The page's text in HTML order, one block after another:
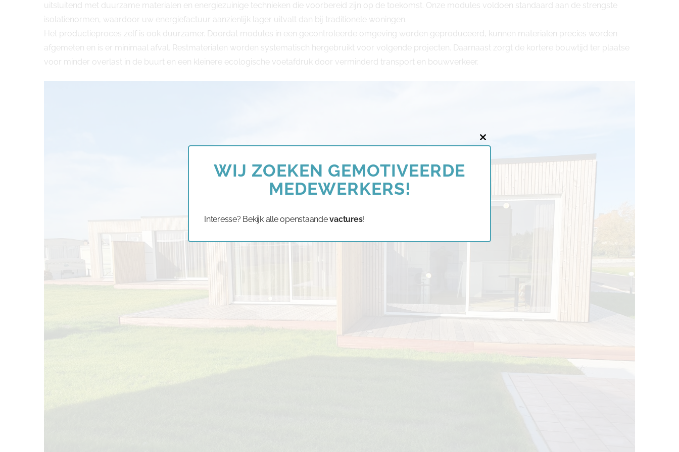
uitsluitend met duurzame materialen en energiezuinige technieken die voorbereid zijn op de toekomst. Onze modules voldoen standaard aan de strengste
isolatienormen, waardoor uw energiefactuur aanzienlijk lager uitvalt dan bij traditionele woningen.
Het productieproces zelf is ook duurzamer. Doordat modules in een gecontroleerde omgeving worden geproduceerd, kunnen materialen precies worden
afgemeten en is er minimaal afval. Restmaterialen worden systematisch hergebruikt voor volgende projecten. Daarnaast zorgt de kortere bouwtijd ter plaatse
voor minder overlast in de buurt en een kleinere ecologische voetafdruk door verminderd transport en bouwverkeer.
Close
WIJ ZOEKEN GEMOTIVEERDE
MEDEWERKERS!
Interesse? Bekijk alle openstaandevactures!